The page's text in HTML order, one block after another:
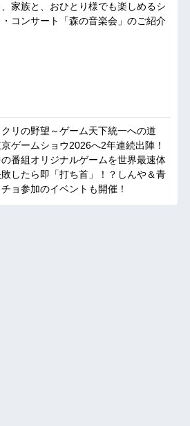
家族と、おひとり様でも楽しめるシ
・コンサート「森の音楽会」のご紹介
クリの野望～ゲーム天下統一への道
京ゲームショウ2026へ2年連続出陣！
番組オリジナルゲームを世界最速体
したら即「打ち首」！？しんや＆青
ョ参加のイベントも開催！